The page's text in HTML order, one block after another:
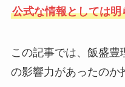
公式な情報としては
この記事では、飯盛
の影響力があったのか